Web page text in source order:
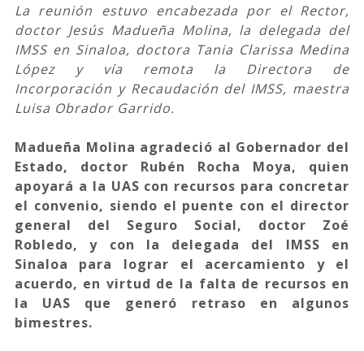
La reunión estuvo encabezada por el Rector,
doctor Jesús Madueña Molina, la delegada del
IMSS en Sinaloa, doctora Tania Clarissa Medina
López y vía remota la Directora de
Incorporación y Recaudación del IMSS, maestra
Luisa Obrador Garrido.
Madueña Molina agradeció al Gobernador del
Estado, doctor Rubén Rocha Moya, quien
apoyará a la UAS con recursos para concretar
el convenio, siendo el puente con el director
general del Seguro Social, doctor Zoé
Robledo, y con la delegada del IMSS en
Sinaloa para lograr el acercamiento y el
acuerdo, en virtud de la falta de recursos en
la UAS que generó retraso en algunos
bimestres.